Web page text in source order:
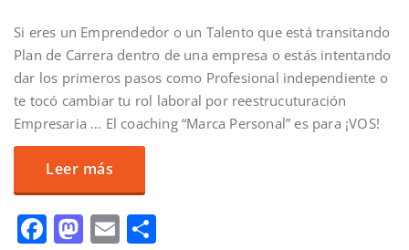
Si eres un Emprendedor o un Talento que está transitando
Plan de Carrera dentro de una empresa o estás intentando
dar los primeros pasos como Profesional independiente o
te tocó cambiar tu rol laboral por reestrucuturación
Empresaria … El coaching “Marca Personal” es para ¡VOS!
Leer más
Facebook
Mastodon
Email